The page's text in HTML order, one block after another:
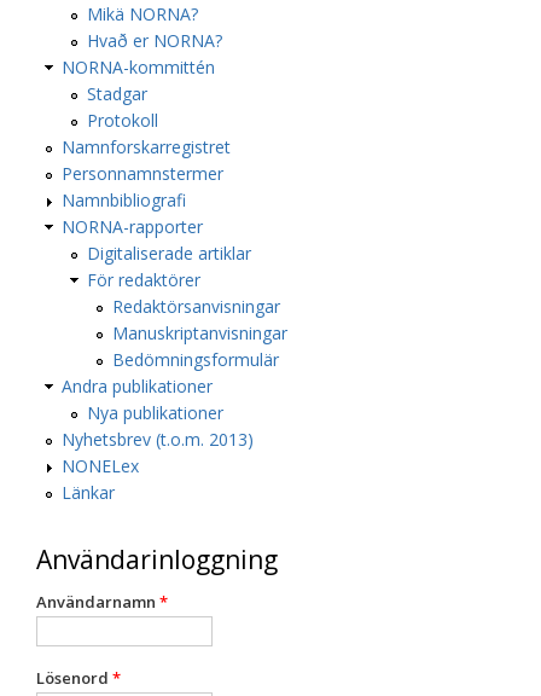
Mikä NORNA?
Hvað er NORNA?
NORNA-kommittén
Stadgar
Protokoll
Namnforskarregistret
Personnamnstermer
Namnbibliografi
NORNA-rapporter
Digitaliserade artiklar
För redaktörer
Redaktörsanvisningar
Manuskriptanvisningar
Bedömningsformulär
Andra publikationer
Nya publikationer
Nyhetsbrev (t.o.m. 2013)
NONELex
Länkar
Användarinloggning
Användarnamn *
Lösenord *